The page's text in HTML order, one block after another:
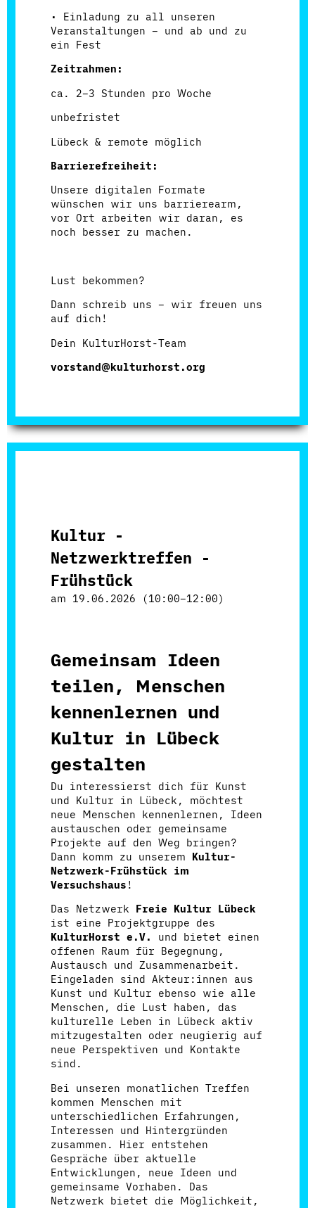
• Einladung zu all unseren
Veranstaltungen – und ab und zu
ein Fest
Zeitrahmen:
ca. 2–3 Stunden pro Woche
unbefristet
Lübeck & remote möglich
Barrierefreiheit:
Unsere digitalen Formate
wünschen wir uns barrierearm,
vor Ort arbeiten wir daran, es
noch besser zu machen.
Lust bekommen?
Dann schreib uns – wir freuen uns
auf dich!
Dein KulturHorst-Team
vorstand@kulturhorst.org
Kultur -
Netzwerktreffen -
Frühstück
am 19.06.2026 (10:00–12:00)
Gemeinsam Ideen
teilen, Menschen
kennenlernen und
Kultur in Lübeck
gestalten
Du interessierst dich für Kunst
und Kultur in Lübeck, möchtest
neue Menschen kennenlernen, Ideen
austauschen oder gemeinsame
Projekte auf den Weg bringen?
Dann komm zu unserem Kultur-
Netzwerk-Frühstück im
Versuchshaus !
Das Netzwerk Freie Kultur Lübeck
ist eine Projektgruppe des
KulturHorst e.V.
und bietet einen
offenen Raum für Begegnung,
Austausch und Zusammenarbeit.
Eingeladen sind Akteur:innen aus
Kunst und Kultur ebenso wie alle
Menschen, die Lust haben, das
kulturelle Leben in Lübeck aktiv
mitzugestalten oder neugierig auf
neue Perspektiven und Kontakte
sind.
Bei unseren monatlichen Treffen
kommen Menschen mit
unterschiedlichen Erfahrungen,
Interessen und Hintergründen
zusammen. Hier entstehen
Gespräche über aktuelle
Entwicklungen, neue Ideen und
gemeinsame Vorhaben. Das
Netzwerk bietet die Möglichkeit,